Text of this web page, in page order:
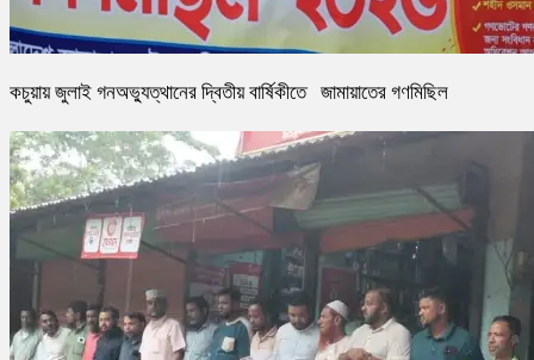
কচুয়ায় জুলাই গনঅভ্যুত্থানের দ্বিতীয় বার্ষিকীতে জামায়াতের গণমিছিল